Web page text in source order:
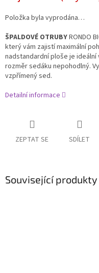
Položka byla vyprodána…
ŠPALDOVÉ OTRUBYRONDO
který vám zajistí maximální
nadstandardní ploše je
rozměr sedáku nepohodlný.
vzpřímený sed.
Detailní informace
ZEPTAT SE SDÍLET
Související produkty